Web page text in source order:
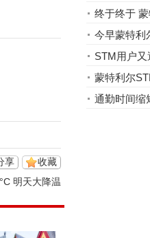
收藏
享
明天大降温
终于终于
今早蒙特利
STM用户
蒙特利尔
通勤时间缩